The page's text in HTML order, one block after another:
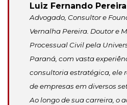
Luiz Fernando Pereira
Advogado, Consultor e
Vernalha Pereira. Doutor e
Processual Civil pela
Paraná, com vasta
consultoria estratégica, ele
de empresas em diversos
Ao longo de sua carreira, o